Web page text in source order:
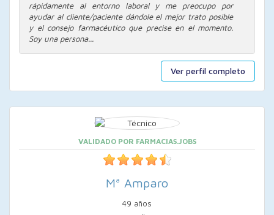
Ver perfil completo
rápidamente al entorno laboral y me preocupo por
ayudar al cliente/paciente dándole el mejor trato posible
y el consejo farmacéutico que precise en el momento.
Soy una persona...
VALIDADO POR FARMACIAS.JOBS
Mª Amparo
49 años